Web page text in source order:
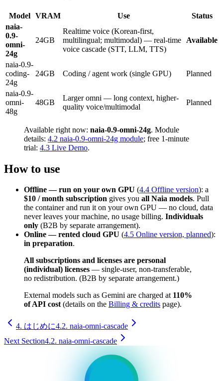
Model VRAM Use
Status
naia-
0.9-
omni-
24g
24GB
Realtime voice (Korean-first,
multilingual; multimodal) — real-time
voice cascade (STT, LLM, TTS)
Available
naia-0.9-
coding-
24g
24GB Coding / agent work (single GPU) Planned
naia-0.9-
omni-
48g
48GB
Larger omni — long context, higher-
quality voice/multimodal
Planned
Available right now: naia-0.9-omni-24g. Module
details: 4.2 naia-0.9-omni-24g module; free 1-minute
trial: 4.3 Live Demo.
How to use
Offline — run on your own GPU (4.4 Offline version): a
$10 / month subscription gives you all Naia models. Pull
the container and run it on your own GPU — no cloud, data
never leaves your machine, no usage billing. Individuals
only (B2B by separate arrangement).
Online — rented cloud GPU (4.5 Online version, planned):
in preparation.
All subscriptions and licenses are personal
(individual) licenses — single-user, non-transferable,
no redistribution. (B2B by separate arrangement.)
External models such as Gemini are charged at 110%
of API cost(details on the Billing & credits page).
4. はじめに4.2. naia-omni-cascade
Next Section4.2. naia-omni-cascade